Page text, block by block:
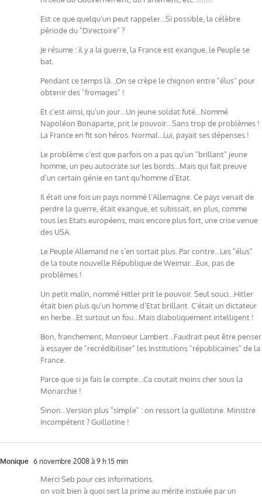
Est ce que quelqu’un peut rappeler…Si possible, la célèbre
période du "Directoire" ?
Je résume : il y a la guerre, la France est exangue, le Peuple se
bat.
Pendant ce temps là…On se crèpe le chignon entre "élus" pour
obtenir des "fromages" !
Et c’est ainsi, qu’un jour…Un jeune soldat futé…Nommé
Napoléon Bonaparte, prit le pouvoir…Sans trop de problèmes !
La France en fit son héros. Normal…Lui, payait ses dépenses !
Le problème c’est que parfois on a pas qu’un "brillant" jeune
homme, un peu autocrate sur les bords…Mais qui fait preuve
d’un certain génie en tant qu’homme d’Etat.
Il était une fois un pays nommé l’Allemagne. Ce pays venait de
perdre la guerre, était exangue, et subissait, en plus, comme
tous les Etats européens, mais encore plus fort, une crise venue
des USA.
Le Peuple Allemand ne s’en sortait plus. Par contre…Les "élus"
de la toute nouvelle République de Weimar…Eux, pas de
problèmes !
Un petit malin, nommé Hitler prit le pouvoir. Seul souci…Hitler
était bien plus qu’un homme d’Etat brillant. C’était un dictateur
en herbe…Et surtout un fou…Mais diaboliquement intelligent !
Bon, franchement, Monsieur Lambert…Faudrait peut être penser
à essayer de "recrédibiliser" les Institutions "républicaines" de la
France.
Parce que si je fais le compte…Ca coutait moins cher sous la
Monarchie !
Sinon…Version plus "simple" : on ressort la guillotine. Ministre
incompétent ? Guillotine !
Monique 6 novembre 2008 à 9 h 15 min
Merci Seb pour ces informations.
on voit bien à quoi sert la prime au mérite instiuée par un